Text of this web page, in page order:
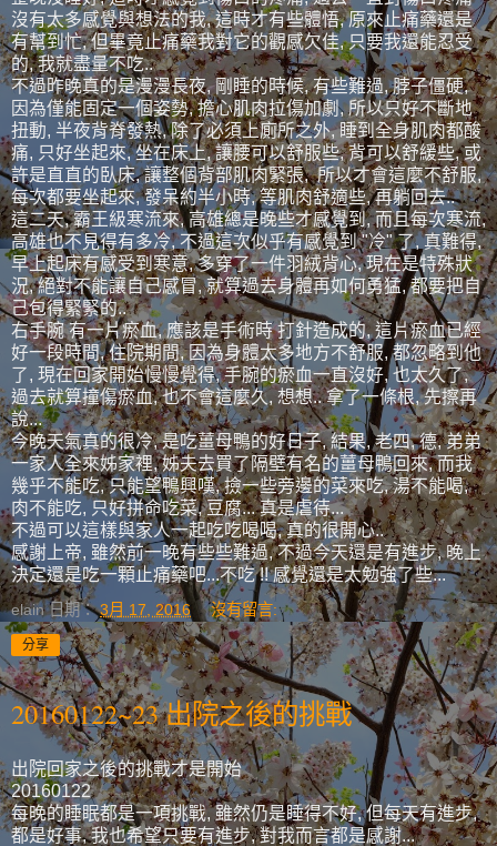
沒有太多感覺與想法的我, 這時才有些體悟, 原來止痛藥還是
有幫到忙, 但畢竟止痛藥我對它的觀感欠佳, 只要我還能忍受
的, 我就盡量不吃..
不過昨晚真的是漫漫長夜, 剛睡的時候, 有些難過, 脖子僵硬,
因為僅能固定一個姿勢, 擔心肌肉拉傷加劇, 所以只好不斷地
扭動, 半夜背脊發熱, 除了必須上廁所之外, 睡到全身肌肉都酸
痛, 只好坐起來, 坐在床上, 讓腰可以舒服些, 背可以舒緩些, 或
許是直直的臥床, 讓整個背部肌肉緊張, 所以才會這麼不舒服,
每次都要坐起來, 發呆約半小時, 等肌肉舒適些, 再躺回去..
這二天, 霸王級寒流來, 高雄總是晚些才感覺到, 而且每次寒流,
高雄也不見得有多冷, 不過這次似乎有感覺到 "冷" 了, 真難得,
早上起床有感受到寒意, 多穿了一件羽絨背心, 現在是特殊狀
況, 絕對不能讓自己感冒, 就算過去身體再如何勇猛, 都要把自
己包得緊緊的..
右手腕 有一片瘀血, 應該是手術時 打針造成的, 這片瘀血已經
好一段時間, 住院期間, 因為身體太多地方不舒服, 都忽略到他
了, 現在回家開始慢慢覺得, 手腕的瘀血一直沒好, 也太久了,
過去就算撞傷瘀血, 也不會這麼久, 想想.. 拿了一條根, 先擦再
說...
今晚天氣真的很冷, 是吃薑母鴨的好日子, 結果, 老四, 德, 弟弟
一家人全來姊家裡, 姊夫去買了隔壁有名的薑母鴨回來, 而我
幾乎不能吃, 只能望鴨興嘆, 撿一些旁邊的菜來吃, 湯不能喝,
肉不能吃, 只好拼命吃菜, 豆腐... 真是虐待...
不過可以這樣與家人一起吃吃喝喝, 真的很開心..
感謝上帝, 雖然前一晚有些些難過, 不過今天還是有進步, 晚上
決定還是吃一顆止痛藥吧...不吃 !! 感覺還是太勉強了些...
elain 日期：3月 17, 2016 沒有留言:
分享
20160122~23 出院之後的挑戰
出院回家之後的挑戰才是開始
20160122
每晚的睡眠都是一項挑戰, 雖然仍是睡得不好, 但每天有進步,
都是好事, 我也希望只要有進步, 對我而言都是感謝...